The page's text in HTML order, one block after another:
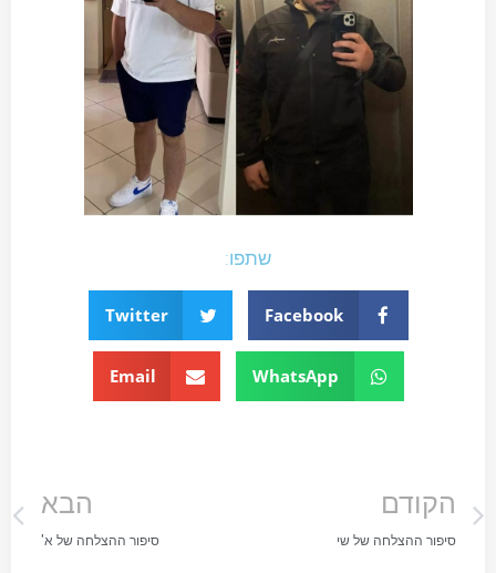
שתפו:
Facebook
Twitter
WhatsApp
Email
הקודם
סיפור ההצלחה של שי
הבא
סיפור ההצלחה של א'